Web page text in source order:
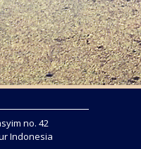
no. 42
Indonesia